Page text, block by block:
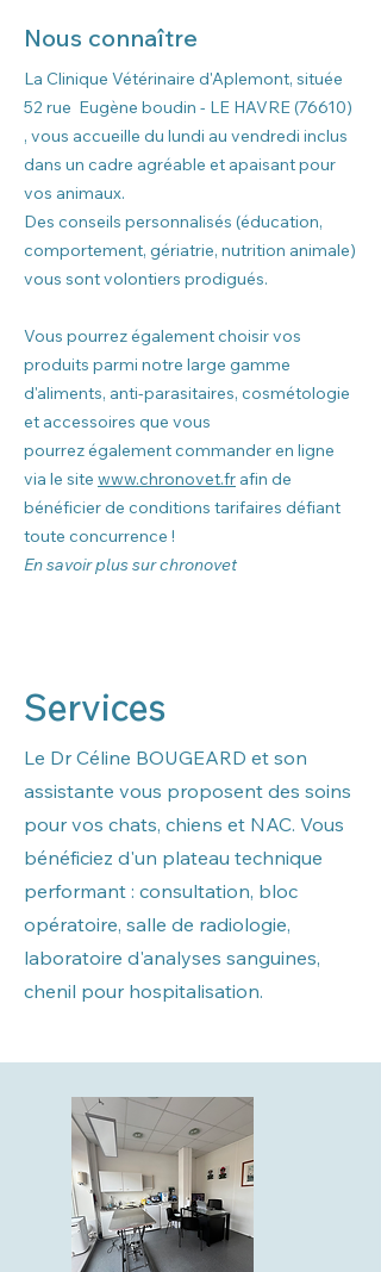
Nous connaître
La Clinique Vétérinaire d'Aplemont, située
52 rue Eugène boudin - LE HAVRE (76610)
, vous accueille du lundi au vendredi inclus
dans un cadre agréable et apaisant pour
vos animaux.
Des conseils personnalisés (éducation,
comportement, gériatrie, nutrition animale)
vous sont volontiers prodigués.
Vous pourrez également choisir vos
produits parmi notre large gamme
d'aliments, anti-parasitaires, cosmétologie
et accessoires que vous
pourrezégalement commander en ligne
via le site www.chronovet.fr afin de
bénéficier de conditions tarifaires défiant
toute concurrence !
En savoir plus sur chronovet
Services
Le Dr Céline BOUGEARD et son
assistante vous proposent des soins
pour vos chats, chiens et NAC. Vous
bénéficiez d'un plateau technique
performant : consultation, bloc
opératoire, salle de radiologie,
laboratoire d'analyses sanguines,
chenil pour hospitalisation.